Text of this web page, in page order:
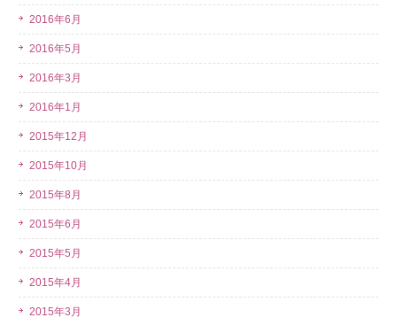
2016年6月
2016年5月
2016年3月
2016年1月
2015年12月
2015年10月
2015年8月
2015年6月
2015年5月
2015年4月
2015年3月